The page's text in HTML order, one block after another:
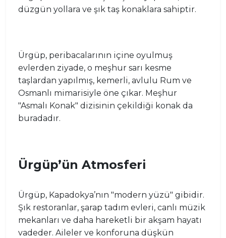
düzgün yollara ve şık taş konaklara sahiptir.
Ürgüp, peribacalarının içine oyulmuş
evlerden ziyade, o meşhur sarı kesme
taşlardan yapılmış, kemerli, avlulu Rum ve
Osmanlı mimarisiyle öne çıkar. Meşhur
"Asmalı Konak" dizisinin çekildiği konak da
buradadır.
Ürgüp’ün Atmosferi
Ürgüp, Kapadokya’nın "modern yüzü" gibidir.
Şık restoranlar, şarap tadım evleri, canlı müzik
mekanları ve daha hareketli bir akşam hayatı
vadeder. Aileler ve konforuna düşkün